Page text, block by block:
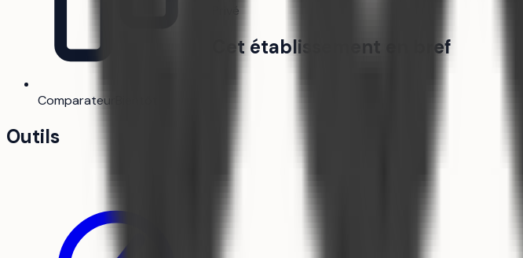
Comparateur
Outils
Privé
Cet établissement en bref